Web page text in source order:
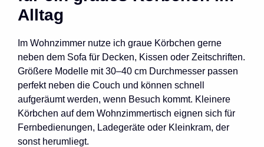
Alltag
Im Wohnzimmer nutze ich graue Körbchen gerne
neben dem Sofa für Decken, Kissen oder Zeitschriften.
Größere Modelle mit 30–40 cm Durchmesser passen
perfekt neben die Couch und können schnell
aufgeräumt werden, wenn Besuch kommt. Kleinere
Körbchen auf dem Wohnzimmertisch eignen sich für
Fernbedienungen, Ladegeräte oder Kleinkram, der
sonst herumliegt.